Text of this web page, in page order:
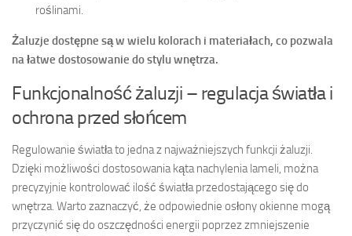
roślinami.
Żaluzje dostępne są w wielu kolorach i materiałach, co pozwala
na łatwe dostosowanie do stylu wnętrza.
Funkcjonalność żaluzji – regulacja światła i
ochrona przed słońcem
Regulowanie światła to jedna z najważniejszych funkcji żaluzji.
Dzięki możliwości dostosowania kąta nachylenia lameli, można
precyzyjnie kontrolować ilość światła przedostającego się do
wnętrza. Warto zaznaczyć, że odpowiednie osłony okienne mogą
przyczynić się do oszczędności energii poprzez zmniejszenie